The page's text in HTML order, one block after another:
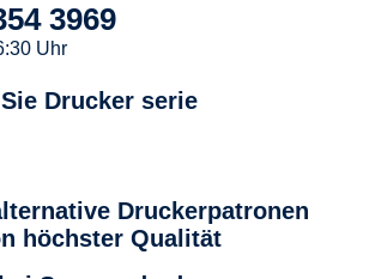
3969
Uhr
Drucker serie
Druckerpatronen
höchster Qualität